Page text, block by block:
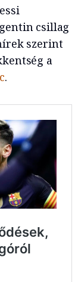
csillag
szerint
a
.